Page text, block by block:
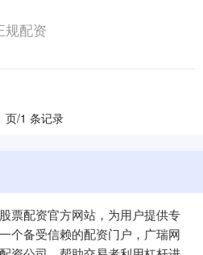
规配资
页/1 条记录
票配资官方网站，为用户提供专
个备受信赖的配资门户，广瑞网